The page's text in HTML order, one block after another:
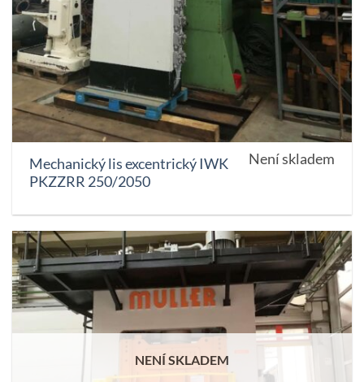
Mechanický lis excentrický IWK
PKZZRR 250/2050
Není skladem
NENÍ SKLADEM